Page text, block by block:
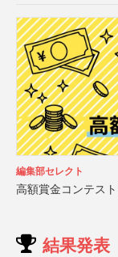
編集部セレクト
高額賞金コンテス
結果発表